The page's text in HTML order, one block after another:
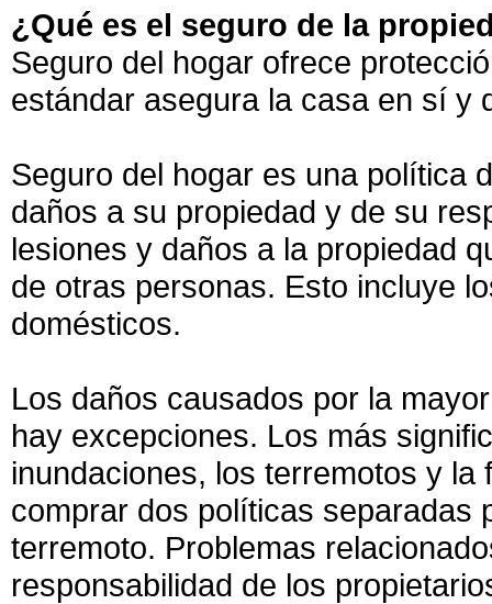
¿Qué es el seguro de la
Seguro del hogar ofrece
estándar asegura la casa en sí y
Seguro del hogar es una política
daños a su propiedad y de su
lesiones y daños a la propiedad
de otras personas. Esto incluye
domésticos.
Los daños causados por la
hay excepciones. Los más
inundaciones, los terremotos y
comprar dos políticas separadas
terremoto. Problemas
responsabilidad de los